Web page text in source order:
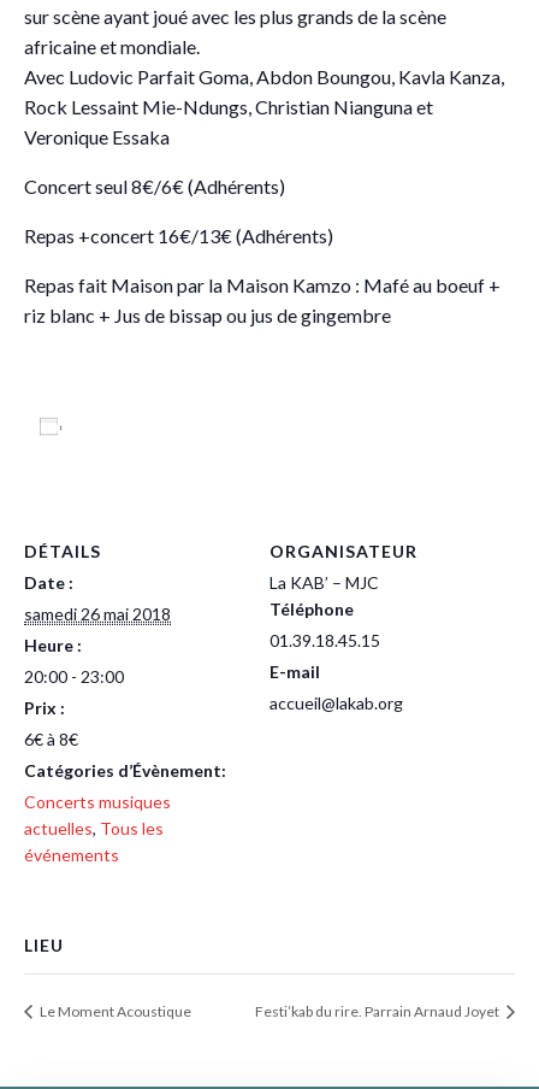
sur scène ayant joué avec les plus grands de la scène
africaine et mondiale.
Avec Ludovic Parfait Goma, Abdon Boungou, Kavla Kanza,
Rock Lessaint Mie-Ndungs, Christian Nianguna et
Veronique Essaka
Concert seul 8€/6€ (Adhérents)
Repas +concert 16€/13€ (Adhérents)
Repas fait Maison par la Maison Kamzo : Mafé au boeuf +
riz blanc + Jus de bissap ou jus de gingembre
DÉTAILS
Date :
samedi 26 mai 2018
Heure :
20:00 - 23:00
Prix :
6€ à 8€
Catégories d’Évènement:
Concerts musiques
actuelles, Tous les
événements
ORGANISATEUR
La KAB’ – MJC
Téléphone
01.39.18.45.15
E-mail
accueil@lakab.org
LIEU
Le Moment Acoustique Festi’kab du rire. Parrain Arnaud Joyet